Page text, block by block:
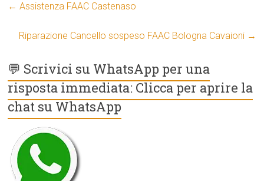
← Assistenza FAAC Castenaso
Riparazione Cancello sospeso FAAC Bologna Cavaioni →
💬 Scrivici su WhatsApp per una
risposta immediata: Clicca per aprire la
chat su WhatsApp